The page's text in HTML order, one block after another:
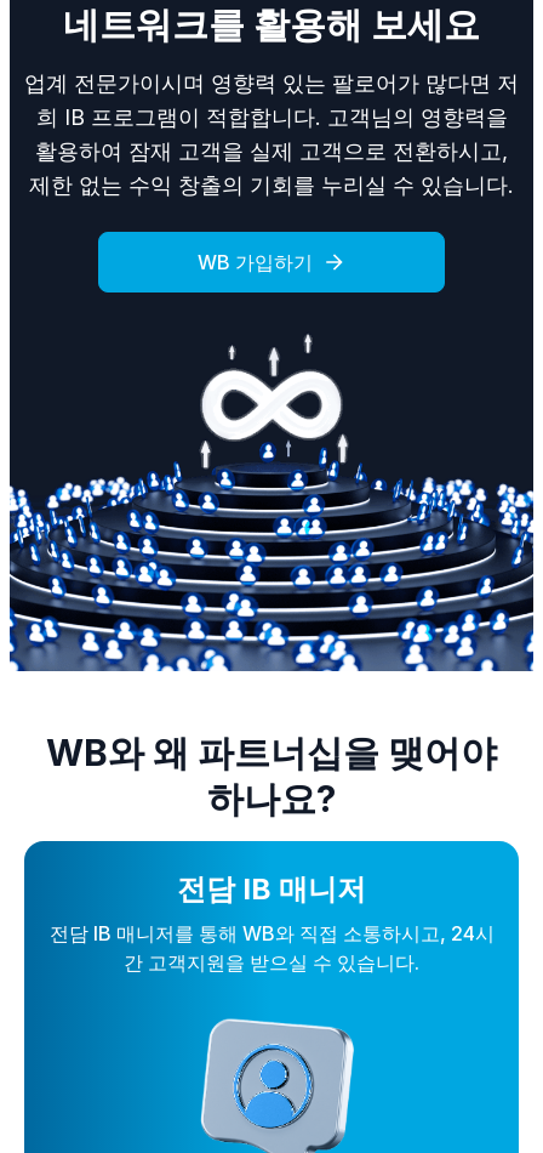
네트워크를 활용해 보세요
업계 전문가이시며 영향력 있는 팔로어가 많다면 저
희 IB 프로그램이 적합합니다. 고객님의 영향력을
활용하여 잠재 고객을 실제 고객으로 전환하시고,
제한 없는 수익 창출의 기회를 누리실 수 있습니다.
WB 가입하기
WB와 왜 파트너십을 맺어야
하나요?
전담 IB 매니저
전담 IB 매니저를 통해 WB와 직접 소통하시고, 24시
간 고객지원을 받으실 수 있습니다.